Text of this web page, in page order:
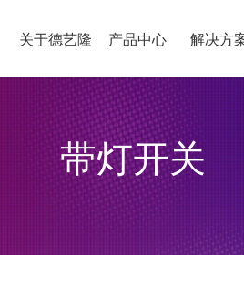
关于德艺隆 产品中心 解决方
带灯开关